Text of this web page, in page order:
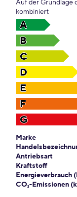
Auf der Grundlage
kombiniert
A
B
C
D
E
F
G
Marke
Antriebsart
Kraftstoff
Energieverbrauch
CO₂-Emissionen